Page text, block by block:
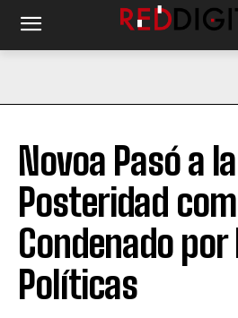
Novoa Pasó a la
Posteridad
Condenado
Políticas